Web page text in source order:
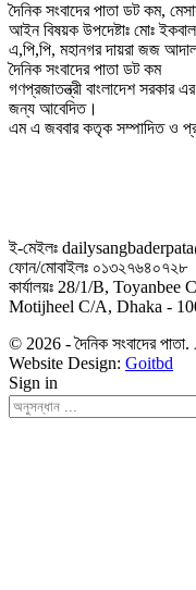
দৈনিক সংবাদের পাতা ডট কম,
আইন বিষয়ক উপদেষ্টাঃ মোঃ
এ,পি,পি, মহানগর দায়রা জজ
দৈনিক সংবাদের পাতা ডট কম
গণপ্রজাতন্ত্রী বাংলাদেশ সরকার
জন্য আবেদিত।
এম এ জববার কতৃক সম্পাদিত ও
ই-মেইলঃ
ফোন/মোবাইলঃ ০১৩২৭৬৪০৭২৮
কার্যালয়ঃ 28/1/B,
Motijheel C/A, Dhaka -
© 2026 - দৈনিক সংবাদের
Website Design: Goitbd
Sign in